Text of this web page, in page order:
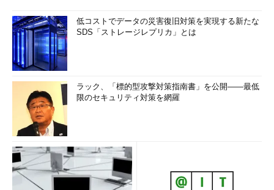
低コストでデータの災害復旧対策を実現する新たな
SDS「ストレージレプリカ」とは
ラック、「標的型攻撃対策指南書」を公開――最低
限のセキュリティ対策を網羅